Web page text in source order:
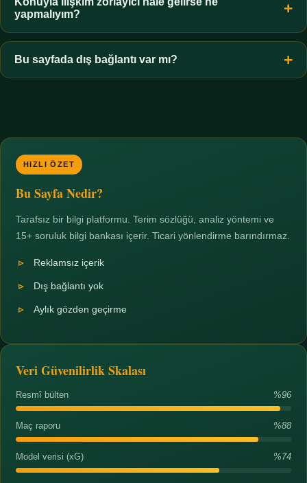
zorunluluktur.
yapmalıyım?
Zaman sınırı koyun, harcadığınız süreyi ölçün ve gerekirse
profesyonel destek alın. Türkiye'de ücretsiz danışma hatları
mevcuttur; yardım istemek güçlü bir adımdır.
Bu sayfada dış bağlantı var mı?
HIZLI ÖZET
Bu Sayfa Nedir?
Tarafsız bir bilgi platformu. Terim sözlüğü, analiz yöntemi ve
15+ soruluk bilgi bankası içerir. Ticari yönlendirme barındırmaz.
Reklamsız içerik
Dış bağlantı yok
Aylık gözden geçirme
Veri Güvenilirlik Skalası
Resmî bülten %96
Maç raporu %88
Model verisi (xG) %74